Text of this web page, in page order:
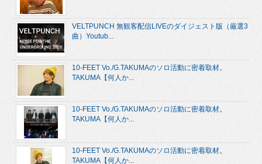
VELTPUNCH 無観客配信LIVEのダイジェスト版（厳選3
曲）Youtub...
10-FEET Vo./G.TAKUMAのソロ活動に密着取材。
TAKUMA【何人か...
10-FEET Vo./G.TAKUMAのソロ活動に密着取材。
TAKUMA【何人か...
10-FEET Vo./G.TAKUMAのソロ活動に密着取材。
TAKUMA【何人か...